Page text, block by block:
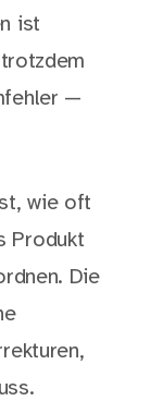
ist
—
wie oft
Produkt
Die